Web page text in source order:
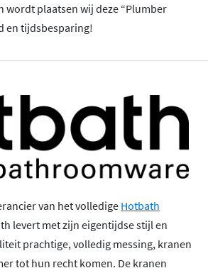
wordt plaatsen wij deze “Plumber
en tijdsbesparing!
van het volledige Hotbath
levert met zijn eigentijdse stijl en
prachtige, volledig messing, kranen
tot hun recht komen. De kranen